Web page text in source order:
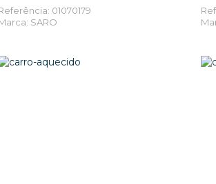
01070179
SARO